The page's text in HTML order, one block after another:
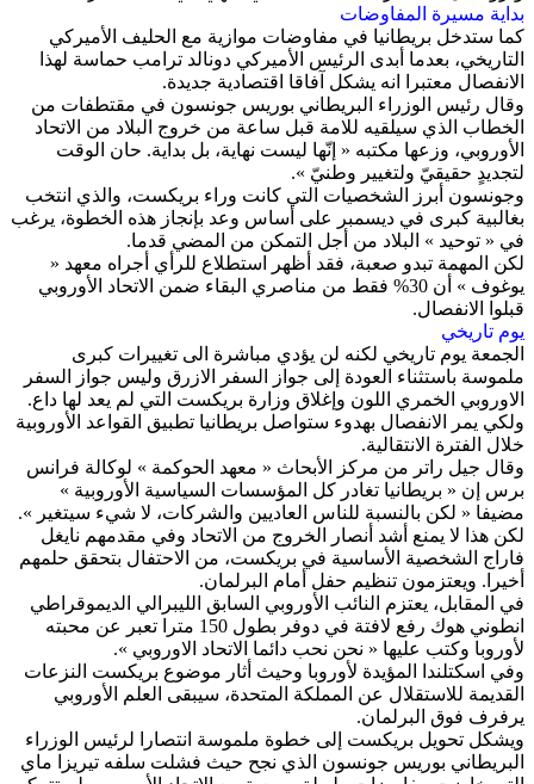
بداية مسيرة المفاوضات
كما ستدخل بريطانيا في مفاوضات موازية مع الحليف الأميركي
التاريخي، بعدما أبدى الرئيس الأميركي دونالد ترامب حماسة لهذا
الانفصال معتبرا انه يشكل آفاقا اقتصادية جديدة.
وقال رئيس الوزراء البريطاني بوريس جونسون في مقتطفات من
الخطاب الذي سيلقيه للامة قبل ساعة من خروج البلاد من الاتحاد
الأوروبي، وزعها مكتبه « إنّها ليست نهاية، بل بداية. حان الوقت
لتجديدٍ حقيقيّ ولتغيير وطنيّ ».
وجونسون أبرز الشخصيات التي كانت وراء بريكست، والذي انتخب
بغالبية كبرى في ديسمبر على أساس وعد بإنجاز هذه الخطوة، يرغب
في « توحيد » البلاد من أجل التمكن من المضي قدما.
لكن المهمة تبدو صعبة، فقد أظهر استطلاع للرأي أجراه معهد «
يوغوف » أن 30% فقط من مناصري البقاء ضمن الاتحاد الأوروبي
قبلوا الانفصال.
يوم تاريخي
الجمعة يوم تاريخي لكنه لن يؤدي مباشرة الى تغييرات كبرى
ملموسة باستثناء العودة إلى جواز السفر الازرق وليس جواز السفر
الاوروبي الخمري اللون وإغلاق وزارة بريكست التي لم يعد لها داع.
ولكي يمر الانفصال بهدوء ستواصل بريطانيا تطبيق القواعد الأوروبية
خلال الفترة الانتقالية.
وقال جيل راتر من مركز الأبحاث « معهد الحوكمة » لوكالة فرانس
برس إن « بريطانيا تغادر كل المؤسسات السياسية الأوروبية »
مضيفا « لكن بالنسبة للناس العاديين والشركات، لا شيء سيتغير ».
لكن هذا لا يمنع أشد أنصار الخروج من الاتحاد وفي مقدمهم نايغل
فاراج الشخصية الأساسية في بريكست، من الاحتفال بتحقق حلمهم
أخيرا. ويعتزمون تنظيم حفل أمام البرلمان.
في المقابل، يعتزم النائب الأوروبي السابق الليبرالي الديموقراطي
انطوني هوك رفع لافتة في دوفر بطول 150 مترا تعبر عن محبته
لأوروبا وكتب عليها « نحن نحب دائما الاتحاد الاوروبي ».
وفي اسكتلندا المؤيدة لأوروبا وحيث أثار موضوع بريكست النزعات
القديمة للاستقلال عن المملكة المتحدة، سيبقى العلم الأوروبي
يرفرف فوق البرلمان.
ويشكل تحويل بريكست إلى خطوة ملموسة انتصارا لرئيس الوزراء
البريطاني بوريس جونسون الذي نجح حيث فشلت سلفه تيريزا ماي